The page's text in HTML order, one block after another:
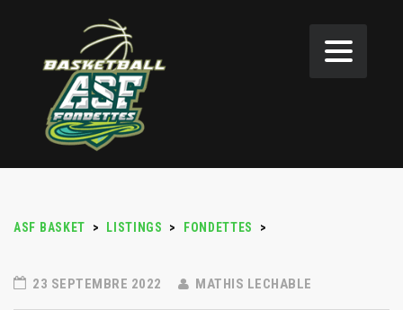
ASF BASKET > LISTINGS > FONDETTES >
23 SEPTEMBRE 2022 MATHIS LECHABLE